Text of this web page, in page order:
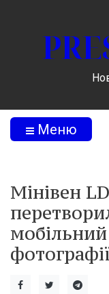
Меню
Мінівен